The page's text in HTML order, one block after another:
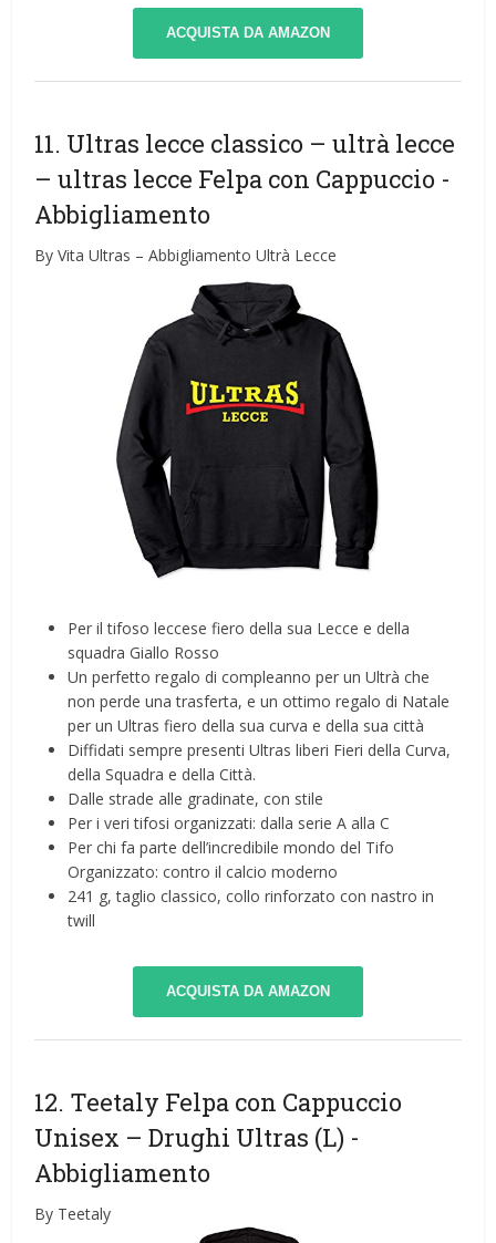
ACQUISTA DA AMAZON
11. Ultras lecce classico – ultrà lecce
– ultras lecce Felpa con Cappuccio -
Abbigliamento
By Vita Ultras – Abbigliamento Ultrà Lecce
Per il tifoso leccese fiero della sua Lecce e della
squadra Giallo Rosso
Un perfetto regalo di compleanno per un Ultrà che
non perde una trasferta, e un ottimo regalo di Natale
per un Ultras fiero della sua curva e della sua città
Diffidati sempre presenti Ultras liberi Fieri della Curva,
della Squadra e della Città.
Dalle strade alle gradinate, con stile
Per i veri tifosi organizzati: dalla serie A alla C
Per chi fa parte dell’incredibile mondo del Tifo
Organizzato: contro il calcio moderno
241 g, taglio classico, collo rinforzato con nastro in
twill
ACQUISTA DA AMAZON
12. Teetaly Felpa con Cappuccio
Unisex – Drughi Ultras (L) -
Abbigliamento
By Teetaly